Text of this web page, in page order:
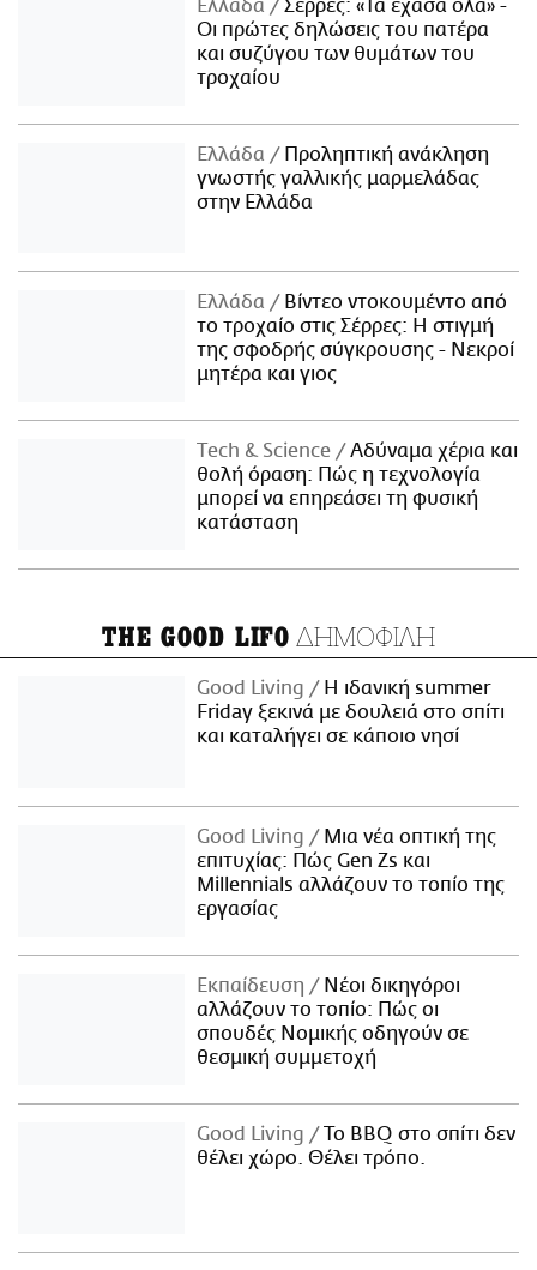
Ελλάδα
Σέρρες: «Τα έχασα όλα» -
Οι πρώτες δηλώσεις του πατέρα
και συζύγου των θυμάτων του
τροχαίου
Ελλάδα
Προληπτική ανάκληση
γνωστής γαλλικής μαρμελάδας
στην Ελλάδα
Ελλάδα
Βίντεο ντοκουμέντο από
το τροχαίο στις Σέρρες: Η στιγμή
της σφοδρής σύγκρουσης - Νεκροί
μητέρα και γιος
Τech & Science
Αδύναμα χέρια και
θολή όραση: Πώς η τεχνολογία
μπορεί να επηρεάσει τη φυσική
κατάσταση
THE GOOD LIFO ΔΗΜΟΦΙΛΗ
Good Living
Η ιδανική summer
Friday ξεκινά με δουλειά στο σπίτι
και καταλήγει σε κάποιο νησί
Good Living
Μια νέα οπτική της
επιτυχίας: Πώς Gen Zs και
Millennials αλλάζουν το τοπίο της
εργασίας
Εκπαίδευση
Νέοι δικηγόροι
αλλάζουν το τοπίο: Πώς οι
σπουδές Νομικής οδηγούν σε
θεσμική συμμετοχή
Good Living
Το BBQ στο σπίτι δεν
θέλει χώρο. Θέλει τρόπο.